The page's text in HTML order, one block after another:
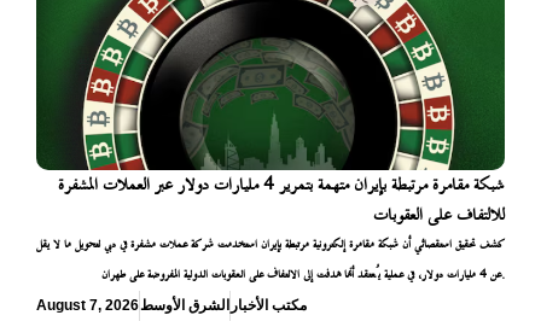
شبكة مقامرة مرتبطة بإيران متهمة بتمرير 4 مليارات دولار عبر العملات المشفرة
للالتفاف على العقوبات
كشف تحقيق استقصائي أن شبكة مقامرة إلكترونية مرتبطة بإيران استخدمت شركة عملات مشفرة في دبي لتحويل ما لا يقل
عن 4 مليارات دولار، في عملية يُعتقد أنها هدفت إلى الالتفاف على العقوبات الدولية المفروضة على طهران.
August 7, 2026الشرق الأوسط مكتب الأخبار